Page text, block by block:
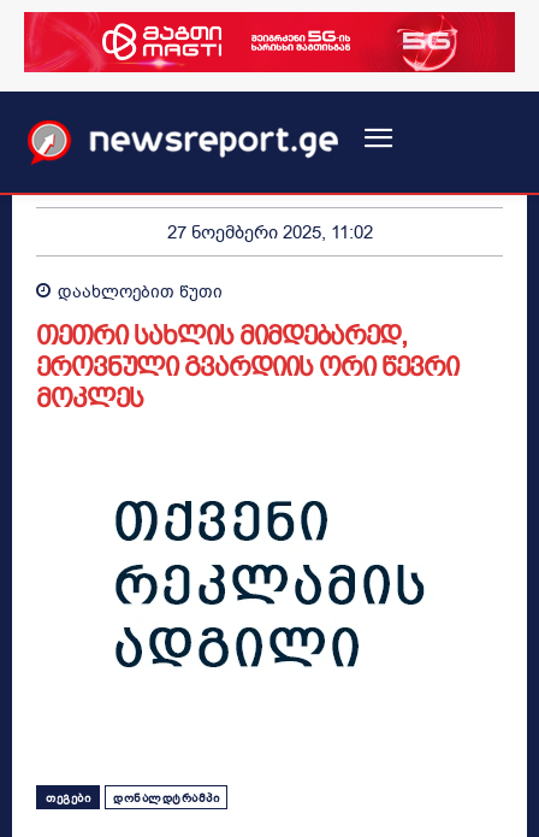
27 ნოემბერი 2025, 11:02
დაახლოებით წუთი
თეთრი სახლის მიმდებარედ,
ეროვნული გვარდიის ორი წევრი
მოკლეს
ᲗᲔᲒᲔᲑᲘ ᲓᲝᲜᲐᲚᲓᲢᲠᲐᲛᲞᲘ